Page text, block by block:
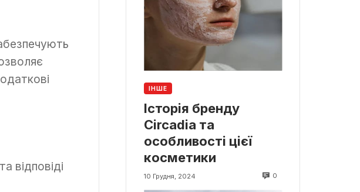
відповіді
ІНШЕ
Історія бренду
Circadia та
особливості цієї
косметики
10 Грудня, 2024 0